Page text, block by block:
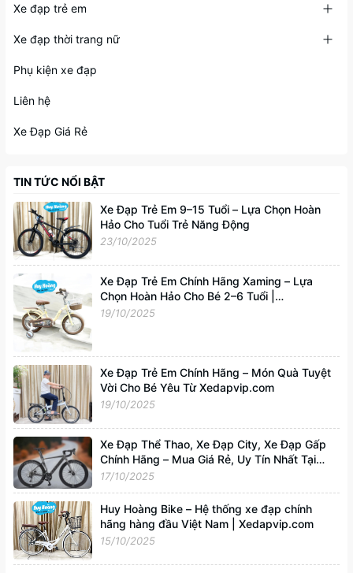
Xe đạp trẻ em
Xe đạp thời trang nữ
Phụ kiện xe đạp
Liên hệ
Xe Đạp Giá Rẻ
TIN TỨC NỔI BẬT
Xe Đạp Trẻ Em 9–15 Tuổi – Lựa Chọn Hoàn
Hảo Cho Tuổi Trẻ Năng Động
23/10/2025
Xe Đạp Trẻ Em Chính Hãng Xaming – Lựa
Chọn Hoàn Hảo Cho Bé 2–6 Tuổi |
Xedapvip.com
19/10/2025
Xe Đạp Trẻ Em Chính Hãng – Món Quà Tuyệt
Vời Cho Bé Yêu Từ Xedapvip.com
19/10/2025
Xe Đạp Thể Thao, Xe Đạp City, Xe Đạp Gấp
Chính Hãng – Mua Giá Rẻ, Uy Tín Nhất Tại
Xedapvip.com
17/10/2025
Huy Hoàng Bike – Hệ thống xe đạp chính
hãng hàng đầu Việt Nam | Xedapvip.com
15/10/2025